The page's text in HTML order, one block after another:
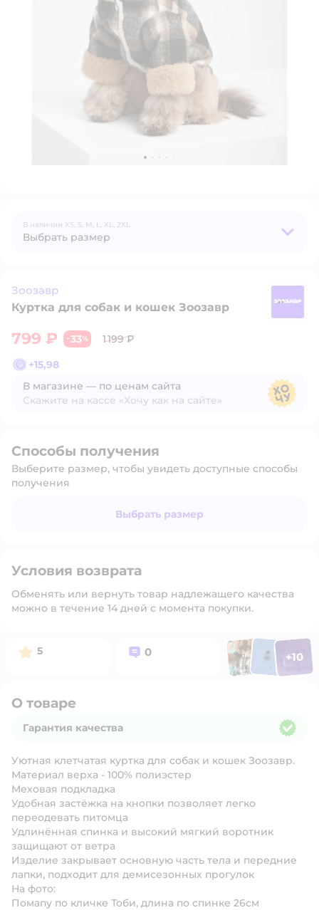
В наличии XS, S, M, L, XL, 2XL
Выбрать размер
Зоозавр
Куртка для собак и кошек Зоозавр
799 ₽ −33%
1 199 ₽
+15,98
В магазине — по ценам сайта
Скажите на кассе «Хочу как на сайте»
Способы получения
Выберите размер, чтобы увидеть доступные способы
получения
Выбрать размер
Условия возврата
Обменять или вернуть товар надлежащего качества
можно в течение 14 дней с момента покупки.
Рейтинг:
5 Вопросов:
0 ФотоФотоФото
+10
Открыть
О товаре
Гарантия качества
Уютная клетчатая куртка для собак и кошек Зоозавр.
Материал верха - 100% полиэстер
Меховая подкладка
Удобная застёжка на кнопки позволяет легко
переодевать питомца
Удлинённая спинка и высокий мягкий воротник
защищают от ветра
Изделие закрывает основную часть тела и передние
лапки, подходит для демисезонных прогулок
На фото:
Помапу по кличке Тоби, длина по спинке 26см